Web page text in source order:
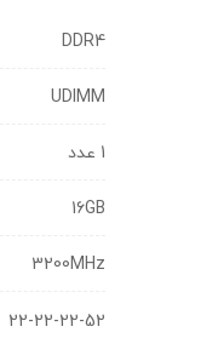
DDR4
UDIMM
1 عدد
16GB
3200MHz
22-22-22-52